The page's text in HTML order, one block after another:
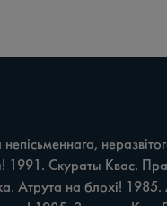
1991. Скураты Квас.
Атрута на блохі!